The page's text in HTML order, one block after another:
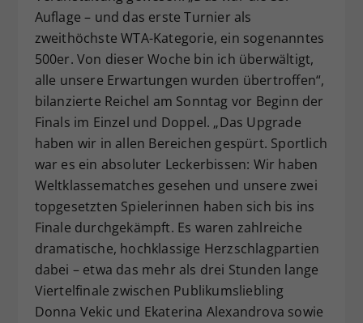
Auflage – und das erste Turnier als
zweithöchste WTA-Kategorie, ein sogenanntes
500er. Von dieser Woche bin ich überwältigt,
alle unsere Erwartungen wurden übertroffen“,
bilanzierte Reichel am Sonntag vor Beginn der
Finals im Einzel und Doppel. „Das Upgrade
haben wir in allen Bereichen gespürt. Sportlich
war es ein absoluter Leckerbissen: Wir haben
Weltklassematches gesehen und unsere zwei
topgesetzten Spielerinnen haben sich bis ins
Finale durchgekämpft. Es waren zahlreiche
dramatische, hochklassige Herzschlagpartien
dabei – etwa das mehr als drei Stunden lange
Viertelfinale zwischen Publikumsliebling
Donna Vekic und Ekaterina Alexandrova sowie
Zweck
Dieser Wert speichert Ihre Consent-
Einstellungen. Unter anderem eine
zufällig generierte ID, für die
historische Speicherung Ihrer
vorgenommen Einstellungen, falls der
Webseiten-Betreiber dies eingestellt
hat.